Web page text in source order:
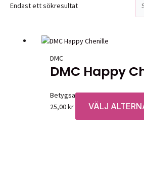
Endast ett sökresultat
DMC
DMC Happy
Betygsatt0av 5
25,00kr VÄLJ